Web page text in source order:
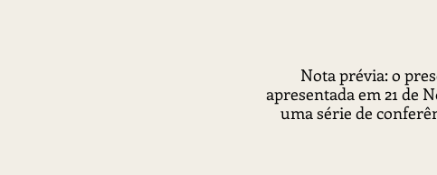
Nota prévia: o
apresentada em 21 de
uma série de